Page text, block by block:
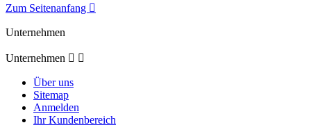
Zum Seitenanfang 
Unternehmen
Unternehmen  
Über uns
Sitemap
Anmelden
Ihr Kundenbereich